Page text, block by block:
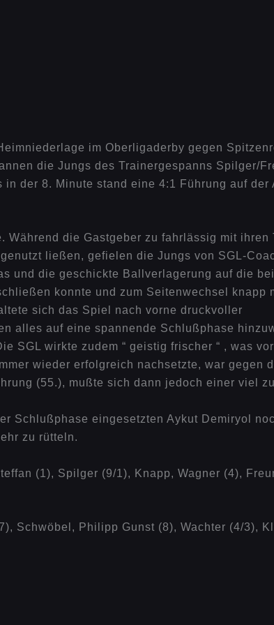
im Oberligaderby gegen
die Jungs des Trainergespanns Spilger/
der 8. Minute stand eine 4:1 Führung auf
die Gastgeber zu fahrlässig mit ihren
ließen, gefielen die Jungs von SGL-
und die geschickte Ballverlagerung auf die
konnte und zum Seitenwechsel knapp
sich das Spiel nach vorne druckvoller
alles auf eine spannende Schlußphase
SGL wirkte zudem “ geistig frischer “ , was
wieder erfolgreich nachsetzte, war gegen
(55.), mußte sich dann jedoch einer viel
Schlußphase eingesetzten Aykut Demiryol
zu rütteln.
(1), Spilger (9/1), Knapp, Wagner (4),
Schwöbel, Philipp Gunst (8), Wachter (4/3),